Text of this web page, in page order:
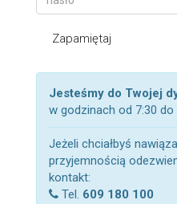
Zapamiętaj
Jesteśmy do Twojej
w godzinach od 7:30 do
Jeżeli chciałbyś
przyjemnością
kontakt:
Tel. 609 180 100